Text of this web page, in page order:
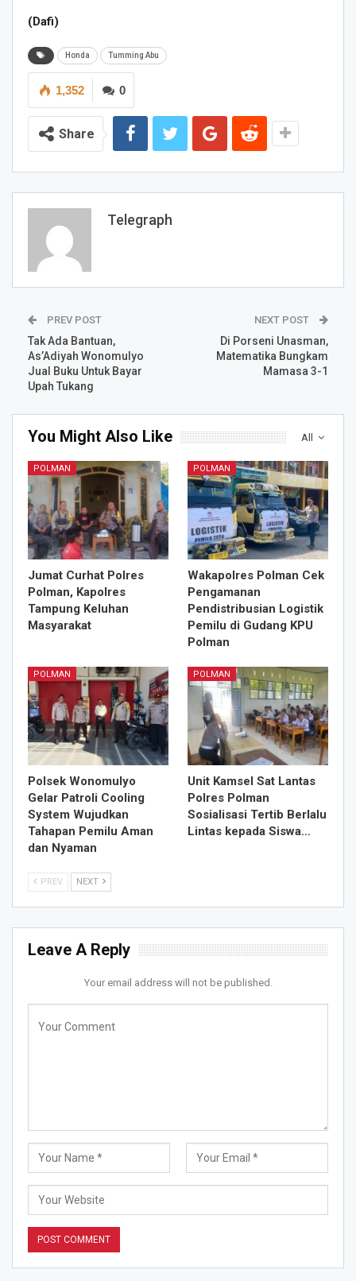
(Dafi)
Honda Tumming Abu
0
1,352
Share
Telegraph
PREV POST
Tak Ada Bantuan,
As’Adiyah Wonomulyo
Jual Buku Untuk Bayar
Upah Tukang
NEXT POST
Di Porseni Unasman,
Matematika Bungkam
Mamasa 3-1
All
You Might Also Like
POLMAN
Jumat Curhat Polres
Polman, Kapolres
Tampung Keluhan
Masyarakat
POLMAN
Wakapolres Polman Cek
Pengamanan
Pendistribusian Logistik
Pemilu di Gudang KPU
Polman
POLMAN
Polsek Wonomulyo
Gelar Patroli Cooling
System Wujudkan
Tahapan Pemilu Aman
dan Nyaman
POLMAN
Unit Kamsel Sat Lantas
Polres Polman
Sosialisasi Tertib Berlalu
Lintas kepada Siswa…
PREV NEXT
Leave A Reply
Your email address will not be published.